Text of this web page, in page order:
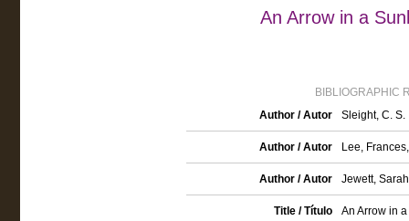
An Arrow in a
BIBLIOGRAPHIC
Author / Autor
Sleight, C. S.
Author / Autor Lee,
Author / Autor Jewett,
Title / Título An Arrow in